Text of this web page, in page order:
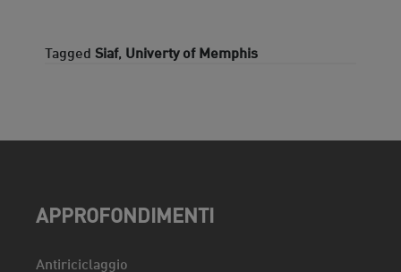
Tagged Siaf, Univerty of Memphis
APPROFONDIMENTI
Antiriciclaggio